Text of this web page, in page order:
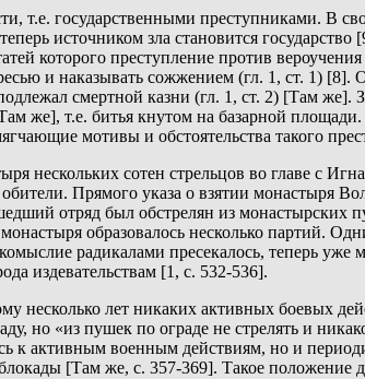
т.е. государственными преступниками. В
источником зла становится
которого преступление против
и наказывать сожжением (гл. 1, ст. 1)
смертной казни (гл. 1, ст. 2) [Там же].
же], т.е. битья кнутом на базарной
мотивы и обстоятельства такого
нескольких сотен стрельцов во главе с
Прямого указа о взятии монастыря
отряд был обстрелян из монастырских
образовалось несколько партий.
радикалами пресекалось, теперь
издевательствам [1, с. 532-536].
несколько лет никаких активных боевых
но «из пушек по ограде не стрелять и
активным военным действиям, но и
[Там же, с. 357-369]. Такое положение